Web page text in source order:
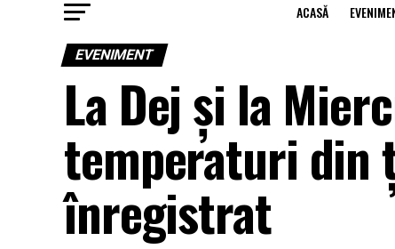
ACASĂ
EVENIMENT
La Dej și la
temperaturi din
înregistrat